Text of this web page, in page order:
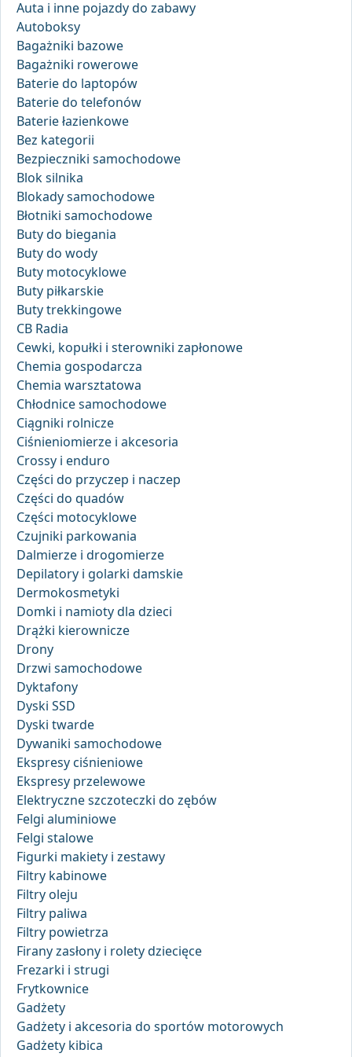
Auta i inne pojazdy do zabawy
Autoboksy
Bagażniki bazowe
Bagażniki rowerowe
Baterie do laptopów
Baterie do telefonów
Baterie łazienkowe
Bez kategorii
Bezpieczniki samochodowe
Blok silnika
Blokady samochodowe
Błotniki samochodowe
Buty do biegania
Buty do wody
Buty motocyklowe
Buty piłkarskie
Buty trekkingowe
CB Radia
Cewki, kopułki i sterowniki zapłonowe
Chemia gospodarcza
Chemia warsztatowa
Chłodnice samochodowe
Ciągniki rolnicze
Ciśnieniomierze i akcesoria
Crossy i enduro
Części do przyczep i naczep
Części do quadów
Części motocyklowe
Czujniki parkowania
Dalmierze i drogomierze
Depilatory i golarki damskie
Dermokosmetyki
Domki i namioty dla dzieci
Drążki kierownicze
Drony
Drzwi samochodowe
Dyktafony
Dyski SSD
Dyski twarde
Dywaniki samochodowe
Ekspresy ciśnieniowe
Ekspresy przelewowe
Elektryczne szczoteczki do zębów
Felgi aluminiowe
Felgi stalowe
Figurki makiety i zestawy
Filtry kabinowe
Filtry oleju
Filtry paliwa
Filtry powietrza
Firany zasłony i rolety dziecięce
Frezarki i strugi
Frytkownice
Gadżety
Gadżety i akcesoria do sportów motorowych
Gadżety kibica